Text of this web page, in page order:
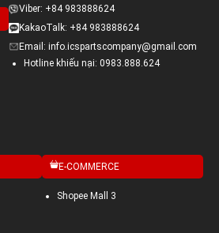
Viber: +84 983888624
KakaoTalk: +84 983888624
Email: info.icspartscompany@gmail.com
Hotline khiếu nại: 0983.888.624
E-COMMERCE
Shopee Mall 3